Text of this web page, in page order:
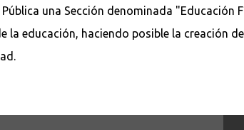
una Sección denominada "Educación
educación, haciendo posible la creación